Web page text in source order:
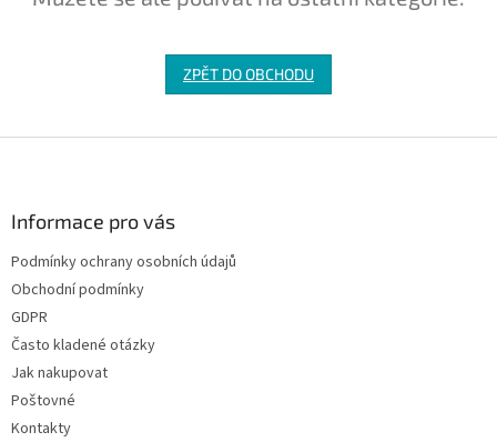
ZPĚT DO OBCHODU
Informace pro vás
Podmínky ochrany osobních údajů
Obchodní podmínky
GDPR
Často kladené otázky
Jak nakupovat
Poštovné
Kontakty